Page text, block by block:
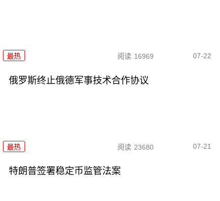
最热 阅读 16969 07-22
俄罗斯终止俄德军事技术合作协议
最热 阅读 23680 07-21
特朗普签署稳定币监管法案